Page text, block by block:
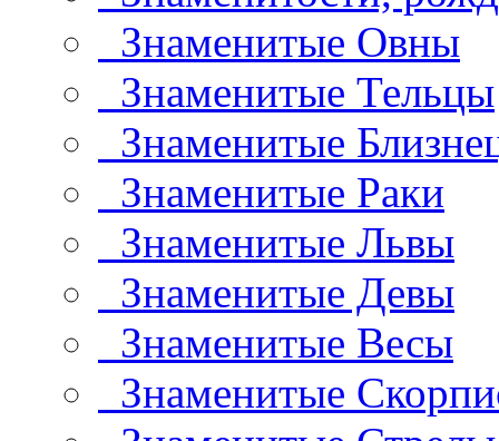
Знаменитые Овны
Знаменитые Тельцы
Знаменитые
Знаменитые Раки
Знаменитые Львы
Знаменитые Девы
Знаменитые Весы
Знаменитые